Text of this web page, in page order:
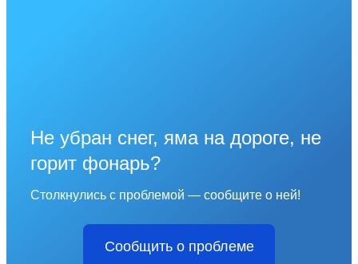
Не убран снег, яма на дороге, не
горит фонарь?
Столкнулись с проблемой — сообщите о ней!
Сообщить о проблеме